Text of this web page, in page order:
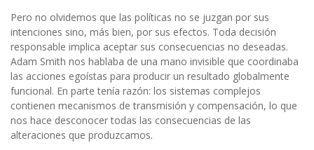
Pero no olvidemos que las políticas no se juzgan por sus
intenciones sino, más bien, por sus efectos. Toda decisión
responsable implica aceptar sus consecuencias no deseadas.
Adam Smith nos hablaba de una mano invisible que coordinaba
las acciones egoístas para producir un resultado globalmente
funcional. En parte tenía razón: los sistemas complejos
contienen mecanismos de transmisión y compensación, lo que
nos hace desconocer todas las consecuencias de las
alteraciones que produzcamos.